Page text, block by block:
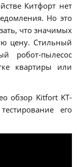
Китфорт нет
Но это
что значимых
цену. Стильный
робот-пылесос
квартиры или
обзор Kitfort KT-
его